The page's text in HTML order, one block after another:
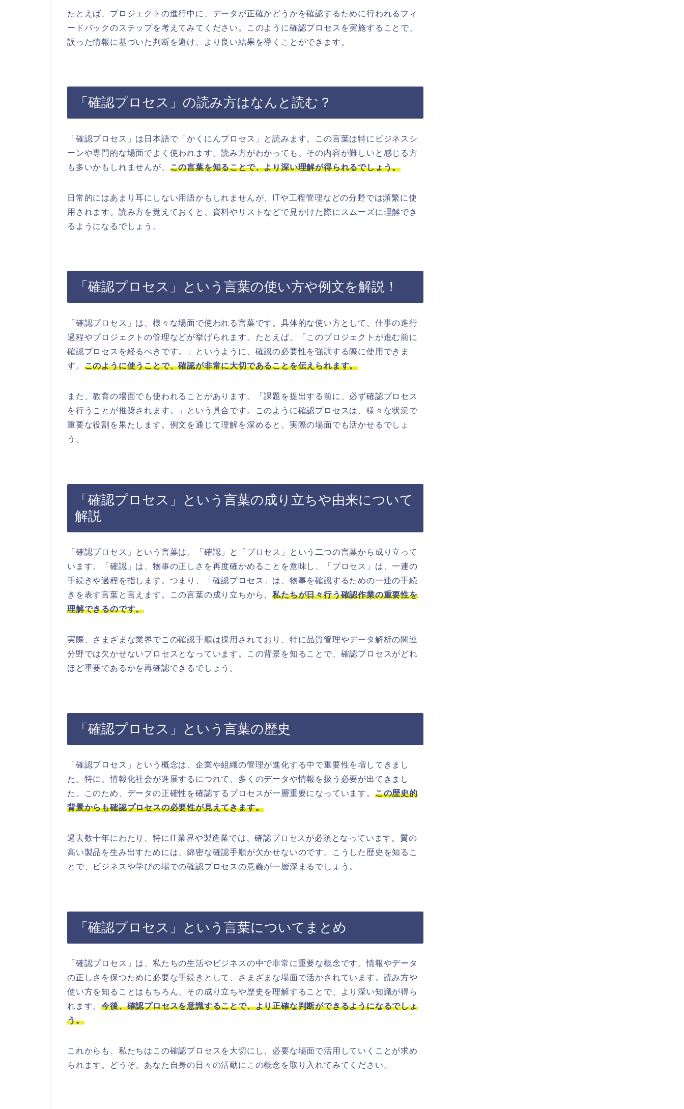
たとえば、プロジェクトの進行中に、データが正確かどうかを確認するために行われるフィ
ードバックのステップを考えてみてください。このように確認プロセスを実施することで、
誤った情報に基づいた判断を避け、より良い結果を導くことができます。
「確認プロセス」の読み方はなんと読む？
「確認プロセス」は日本語で「かくにんプロセス」と読みます。この言葉は特にビジネスシ
ーンや専門的な場面でよく使われます。読み方がわかっても、その内容が難しいと感じる方
も多いかもしれませんが、 この言葉を知ることで、より深い理解が得られるでしょう。
日常的にはあまり耳にしない用語かもしれませんが、ITや工程管理などの分野では頻繁に使
用されます。読み方を覚えておくと、資料やリストなどで見かけた際にスムーズに理解でき
るようになるでしょう。
「確認プロセス」という言葉の使い方や例文を解説！
「確認プロセス」は、様々な場面で使われる言葉です。具体的な使い方として、仕事の進行
過程やプロジェクトの管理などが挙げられます。たとえば、「このプロジェクトが進む前に
確認プロセスを経るべきです。」というように、確認の必要性を強調する際に使用できま
す。 このように使うことで、確認が非常に大切であることを伝えられます。
また、教育の場面でも使われることがあります。「課題を提出する前に、必ず確認プロセス
を行うことが推奨されます。」という具合です。このように確認プロセスは、様々な状況で
重要な役割を果たします。例文を通じて理解を深めると、実際の場面でも活かせるでしょ
う。
「確認プロセス」という言葉の成り立ちや由来について
解説
「確認プロセス」という言葉は、「確認」と「プロセス」という二つの言葉から成り立って
います。「確認」は、物事の正しさを再度確かめることを意味し、「プロセス」は、一連の
手続きや過程を指します。つまり、「確認プロセス」は、物事を確認するための一連の手続
きを表す言葉と言えます。この言葉の成り立ちから、私たちが日々行う確認作業の重要性を
理解できるのです。
実際、さまざまな業界でこの確認手順は採用されており、特に品質管理やデータ解析の関連
分野では欠かせないプロセスとなっています。この背景を知ることで、確認プロセスがどれ
ほど重要であるかを再確認できるでしょう。
「確認プロセス」という言葉の歴史
「確認プロセス」という概念は、企業や組織の管理が進化する中で重要性を増してきまし
た。特に、情報化社会が進展するにつれて、多くのデータや情報を扱う必要が出てきまし
た。このため、データの正確性を確認するプロセスが一層重要になっています。 この歴史的
背景からも確認プロセスの必要性が見えてきます。
過去数十年にわたり、特にIT業界や製造業では、確認プロセスが必須となっています。質の
高い製品を生み出すためには、綿密な確認手順が欠かせないのです。こうした歴史を知るこ
とで、ビジネスや学びの場での確認プロセスの意義が一層深まるでしょう。
「確認プロセス」という言葉についてまとめ
「確認プロセス」は、私たちの生活やビジネスの中で非常に重要な概念です。情報やデータ
の正しさを保つために必要な手続きとして、さまざまな場面で活かされています。読み方や
使い方を知ることはもちろん、その成り立ちや歴史を理解することで、より深い知識が得ら
れます。今後、確認プロセスを意識することで、より正確な判断ができるようになるでしょ
う。
これからも、私たちはこの確認プロセスを大切にし、必要な場面で活用していくことが求め
られます。どうぞ、あなた自身の日々の活動にこの概念を取り入れてみてください。